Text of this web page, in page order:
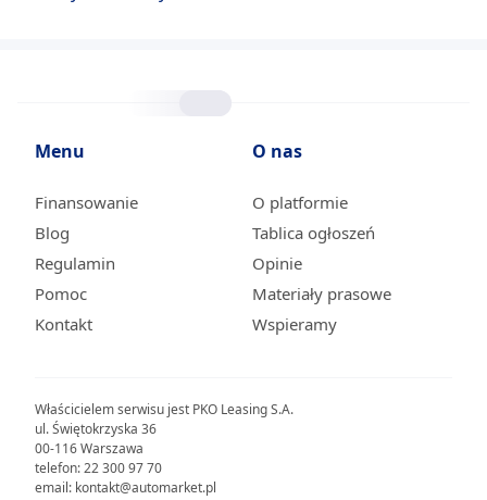
Właścicielem serwisu jest PKO Leasing S.A.
ul. Świętokrzyska 36
00-116 Warszawa
telefon: 22 300 97 70
email: kontakt@automarket.pl
Menu
Finansowanie
Blog
Regulamin
Pomoc
Kontakt
O nas
O platformie
Tablica ogłoszeń
Opinie
Materiały prasowe
Wspieramy